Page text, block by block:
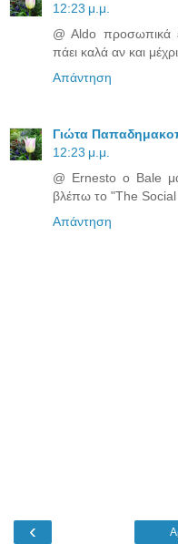
12:23 μ.μ.
@ Aldo προσωπικά
πάει καλά αν και
Απάντηση
Γιώτα
12:23 μ.μ.
@ Ernesto ο Bale
βλέπω το "The Social
Απάντηση
‹